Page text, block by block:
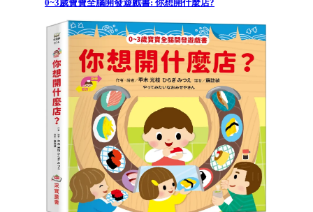
0~3歲寶寶全腦開發遊戲書: 你想開什麼店?